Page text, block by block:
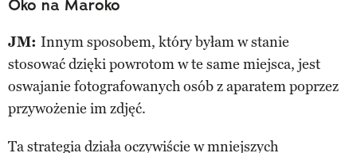
Oko na Maroko
JM: Innym sposobem, który byłam w stanie
stosować dzięki powrotom w te same miejsca, jest
oswajanie fotografowanych osób z aparatem poprzez
przywożenie im zdjęć.
Ta strategia działa oczywiście w mniejszych